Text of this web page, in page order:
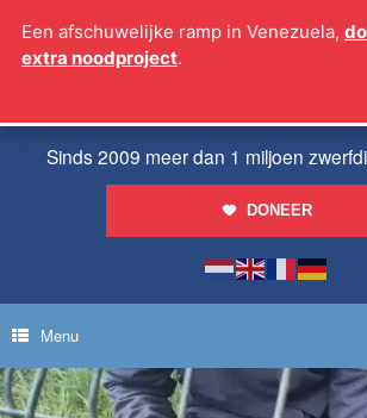
naar
Sinds 2009 meer dan 1 miljoen
DONEER
Menu
Een afschuwelijke ramp in Venezuela,
extra noodproject.